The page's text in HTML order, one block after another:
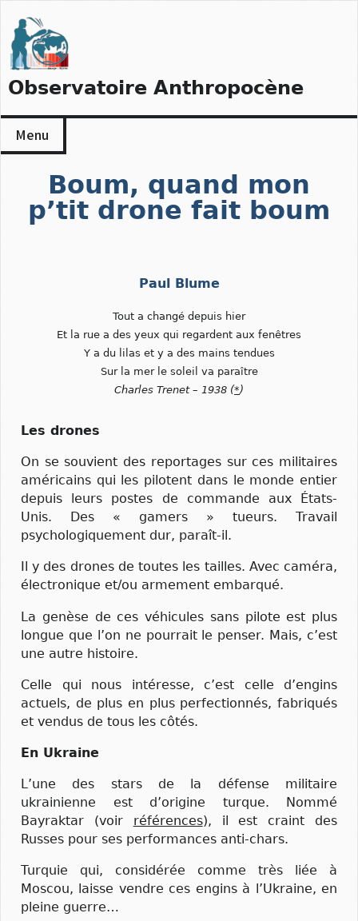
to
content
Observatoire Anthropocène
Menu
Boum, quand mon
p’tit drone fait boum
Paul Blume
Tout a changé depuis hier
Et la rue a des yeux qui regardent aux fenêtres
Y a du lilas et y a des mains tendues
Sur la mer le soleil va paraître
Charles Trenet – 1938 (*)
Les drones
On se souvient des reportages sur ces militaires
américains qui les pilotent dans le monde entier
depuis leurs postes de commande aux États-
Unis. Des « gamers » tueurs. Travail
psychologiquement dur, paraît-il.
Il y des drones de toutes les tailles. Avec caméra,
électronique et/ou armement embarqué.
La genèse de ces véhicules sans pilote est plus
longue que l’on ne pourrait le penser. Mais, c’est
une autre histoire.
Celle qui nous intéresse, c’est celle d’engins
actuels, de plus en plus perfectionnés, fabriqués
et vendus de tous les côtés.
En Ukraine
L’une des stars de la défense militaire
ukrainienne est d’origine turque. Nommé
Bayraktar (voir références), il est craint des
Russes pour ses performances anti-chars.
Turquie qui, considérée comme très liée à
Moscou, laisse vendre ces engins à l’Ukraine, en
pleine guerre…